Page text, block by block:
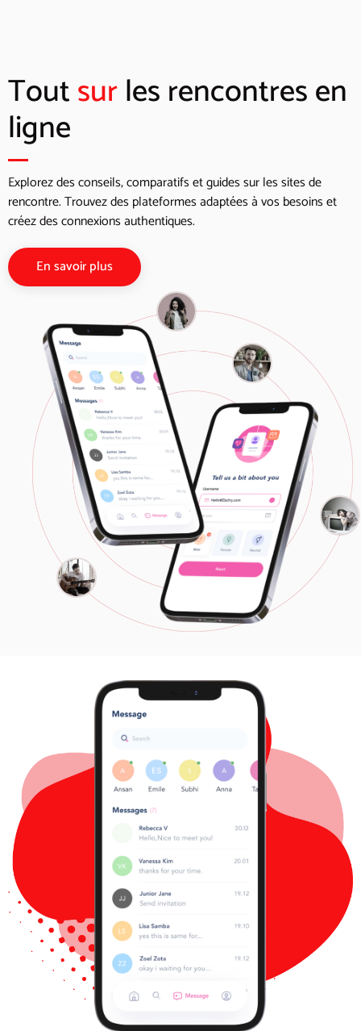
Toutsurles rencontres en
ligne
Explorez des conseils, comparatifs et guides sur les sites de
rencontre. Trouvez des plateformes adaptées à vos besoins et
créez des connexions authentiques.
En savoir plus